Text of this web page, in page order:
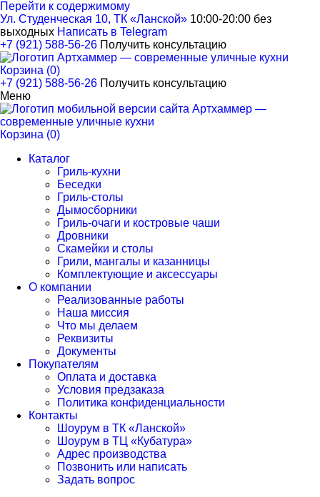
Перейти к содержимому
Ул. Студенческая 10, ТК «Ланской» 10:00-20:00 без
выходных Написать в Telegram
+7 (921) 588-56-26 Получить консультацию
Корзина (0)
+7 (921) 588-56-26 Получить консультацию
Меню
Корзина (0)
Каталог
Гриль-кухни
Беседки
Гриль-столы
Дымосборники
Гриль-очаги и костровые чаши
Дровники
Скамейки и столы
Грили, мангалы и казанницы
Комплектующие и аксессуары
О компании
Реализованные работы
Наша миссия
Что мы делаем
Реквизиты
Документы
Покупателям
Оплата и доставка
Условия предзаказа
Политика конфиденциальности
Контакты
Шоурум в ТК «Ланской»
Шоурум в ТЦ «Кубатура»
Адрес производства
Позвонить или написать
Задать вопрос